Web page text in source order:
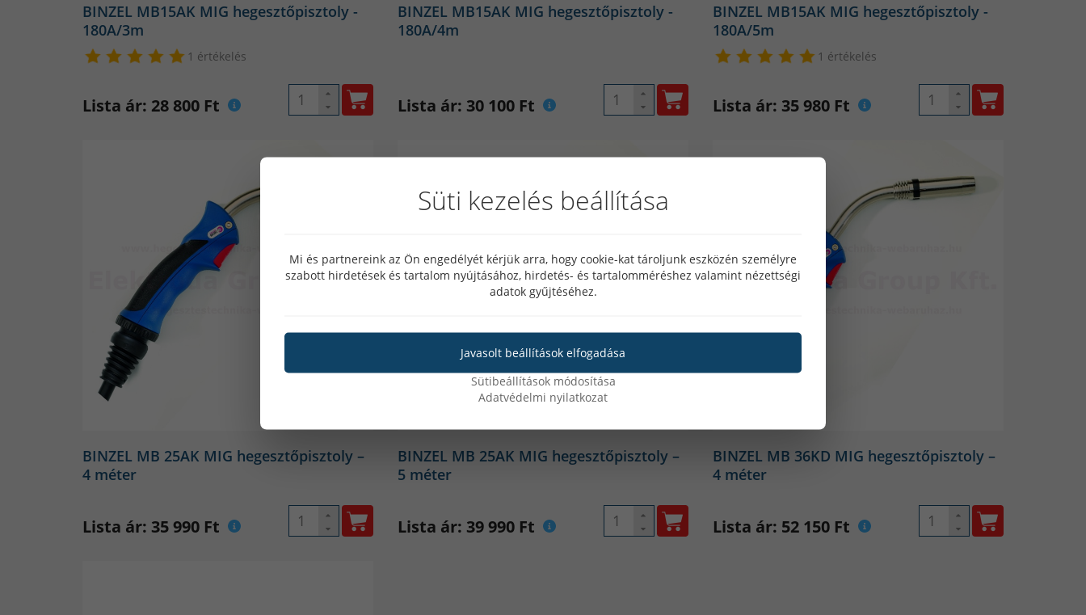
BINZEL MB15AK MIG hegesztőpisztoly -
180A/3m
1 értékelés
Lista ár: 28 800 Ft
BINZEL MB15AK MIG hegesztőpisztoly -
180A/4m
Lista ár: 30 100 Ft
BINZEL MB15AK MIG hegesztőpisztoly -
180A/5m
1 értékelés
Lista ár: 35 980 Ft
BINZEL MB 25AK MIG hegesztőpisztoly –
4 méter
Lista ár: 35 990 Ft
BINZEL MB 25AK MIG hegesztőpisztoly –
5 méter
Lista ár: 39 990 Ft
BINZEL MB 36KD MIG hegesztőpisztoly –
4 méter
Lista ár: 52 150 Ft
Süti kezelés beállítása
Mi és partnereink az Ön engedélyét kérjük arra, hogy cookie-kat tároljunk eszközén személyre
szabott hirdetések és tartalom nyújtásához, hirdetés- és tartalomméréshez valamint nézettségi
adatok gyűjtéséhez.
Javasolt beállítások elfogadása
Sütibeállítások módosítása
Adatvédelmi nyilatkozat